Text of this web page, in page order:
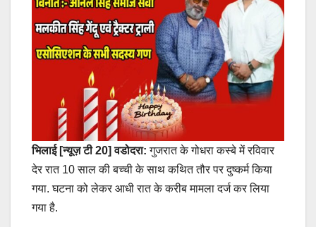
भिलाई [न्यूज़ टी 20] वडोदरा: गुजरात के गोधरा कस्बे में रविवार
देर रात 10 साल की बच्ची के साथ कथित तौर पर दुष्कर्म किया
गया. घटना को लेकर आधी रात के करीब मामला दर्ज कर लिया
गया है.